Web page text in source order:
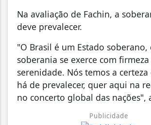
Na avaliação de Fachin, a
deve prevalecer.
"O Brasil é um Estado soberano,
soberania se exerce com firmeza
serenidade. Nós temos a
há de prevalecer, quer aqui na
no concerto global das nações",
Publicidade